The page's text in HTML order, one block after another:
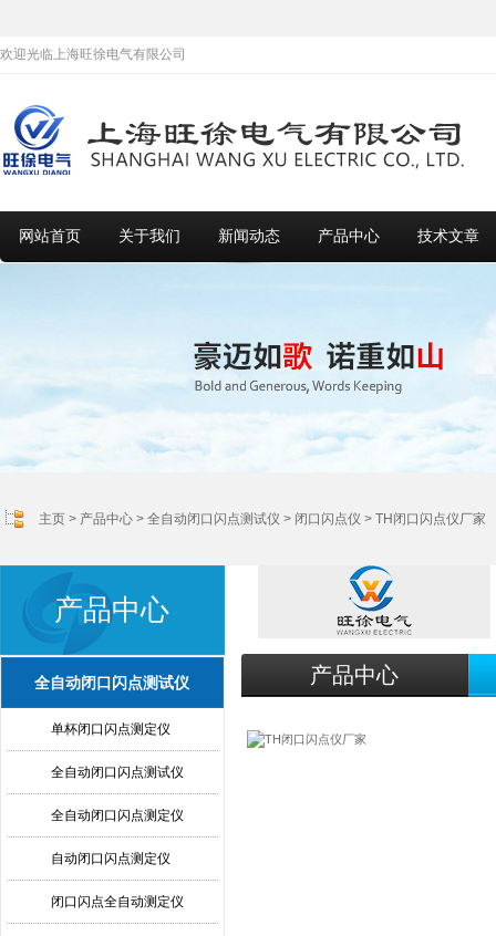
欢迎光临上海旺徐电气有限公司
网站首页 关于我们 新闻动态 产品中心 技术文章
主页 > 产品中心 > 全自动闭口闪点测试仪 > 闭口闪点仪 > TH闭口闪点仪厂家
产品中心
全自动闭口闪点测试仪
单杯闭口闪点测定仪
全自动闭口闪点测试仪
全自动闭口闪点测定仪
自动闭口闪点测定仪
闭口闪点全自动测定仪
产品中心